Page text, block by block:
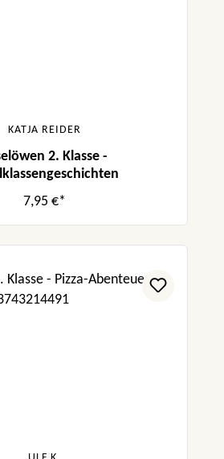
KATJA REIDER
2. Klasse -
7,95 €*